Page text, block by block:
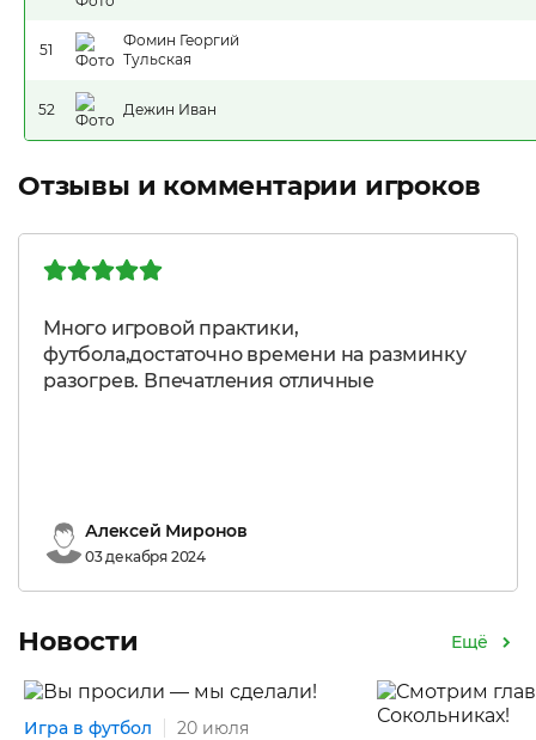
51
Фомин Георгий
Тульская
52 Дежин Иван
Отзывы и комментарии игроков
Много игровой практики,
футбола,достаточно времени на разминку
разогрев. Впечатления отличные
Алексей Миронов
03 декабря 2024
Новости Ещё
Игра в футбол 20 июля